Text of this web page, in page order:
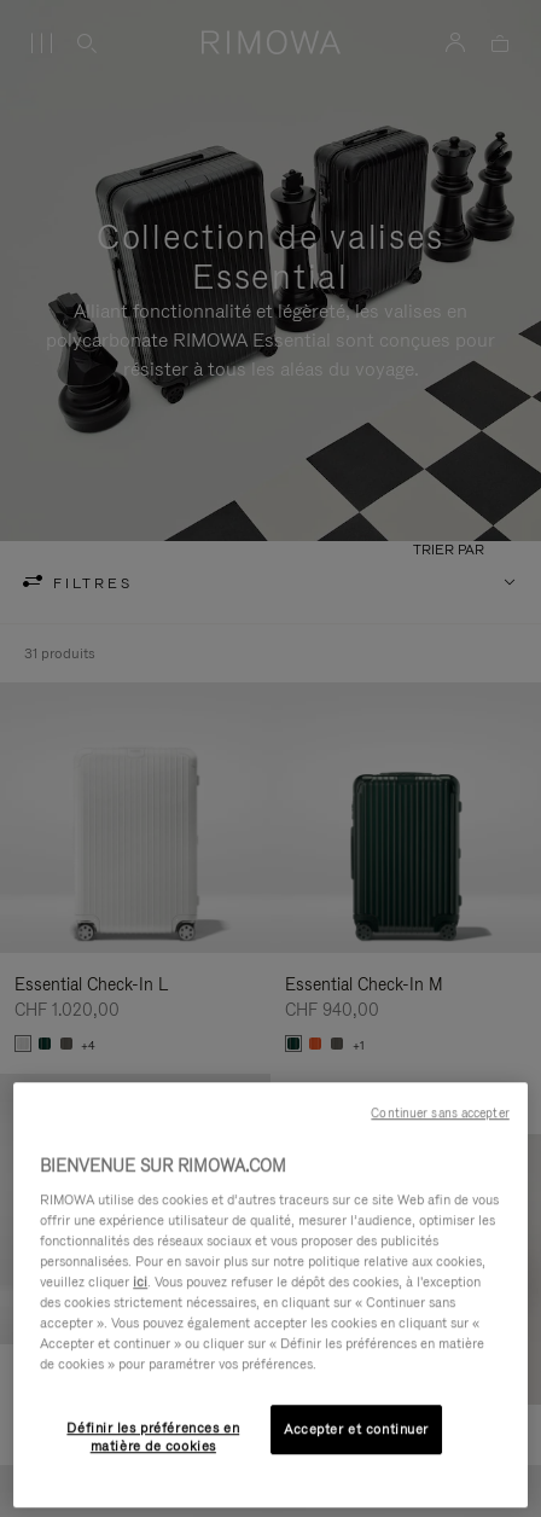
Collection de valises
Essential
Alliant fonctionnalité et légèreté, les valises en
polycarbonate RIMOWA Essential sont conçues pour
résister à tous les aléas du voyage.
FILTRES
TRIER PAR
31 produits
Essential Check-In L
CHF 1.020,00
+4
Essential Check-In M
CHF 940,00
+1
Essential Cabin
+5
BIENVENUE SUR RIMOWA.COM
RIMOWA utilise des cookies et d’autres traceurs sur ce site Web afin de vous
offrir une expérience utilisateur de qualité, mesurer l’audience, optimiser les
fonctionnalités des réseaux sociaux et vous proposer des publicités
personnalisées. Pour en savoir plus sur notre politique relative aux cookies,
veuillez cliquer ici. Vous pouvez refuser le dépôt des cookies, à l'exception
des cookies strictement nécessaires, en cliquant sur « Continuer sans
accepter ». Vous pouvez également accepter les cookies en cliquant sur «
Accepter et continuer » ou cliquer sur « Définir les préférences en matière
de cookies » pour paramétrer vos préférences.
Définir les préférences en
matière de cookies
Accepter et continuer
Continuer sans accepter